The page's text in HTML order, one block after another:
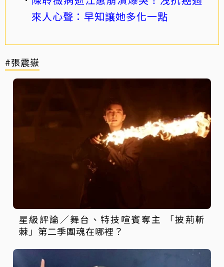
來人心聲：早知讓她多化一點
#張震嶽
星級評論／舞台、特技喧賓奪主 「披荊斬
棘」第二季團魂在哪裡？